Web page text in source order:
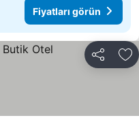
Fiyatları görün
Paylaş